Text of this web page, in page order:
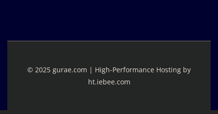
© 2025 gurae.com | High-Performance Hosting by
ht.iebee.com